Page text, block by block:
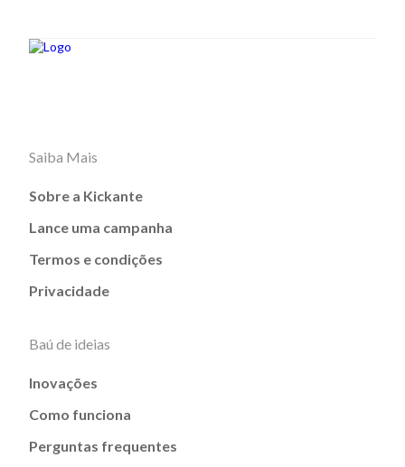
Saiba Mais
Sobre a Kickante
Lance uma campanha
Termos e condições
Privacidade
Baú de ideias
Inovações
Como funciona
Perguntas frequentes